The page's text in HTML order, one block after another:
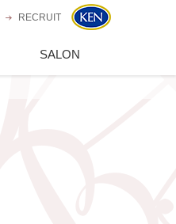
RECRUIT
採用情報
SALON
運営サロン一覧